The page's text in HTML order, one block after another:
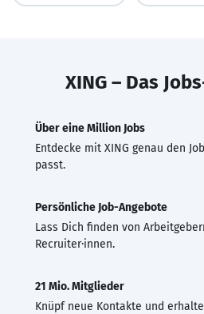
XING – Das
Über eine Million Jobs
Entdecke mit XING genau den
passt.
Persönliche Job-Angebote
Lass Dich finden von
Recruiter·innen.
21 Mio. Mitglieder
Knüpf neue Kontakte und